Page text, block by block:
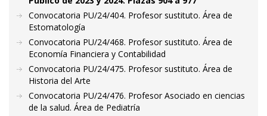
Convocatoria PU/24/404. Profesor sustituto. Área de
Estomatología
Convocatoria PU/24/468. Profesor sustituto. Área de
Economía Financiera y Contabilidad
Convocatoria PU/24/475. Profesor sustituto. Área de
Historia del Arte
Convocatoria PU/24/476. Profesor Asociado en ciencias
de la salud. Área de Pediatría